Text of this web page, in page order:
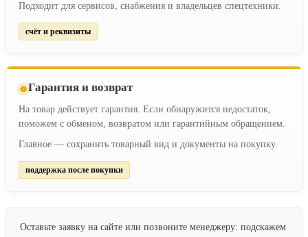
Подходит для сервисов, снабжения и владельцев спецтехники.
счёт и реквизиты
Гарантия и возврат
На товар действует гарантия. Если обнаружится недостаток,
поможем с обменом, возвратом или гарантийным обращением.
Главное — сохранить товарный вид и документы на покупку.
поддержка после покупки
Оставьте заявку на сайте или позвоните менеджеру: подскажем